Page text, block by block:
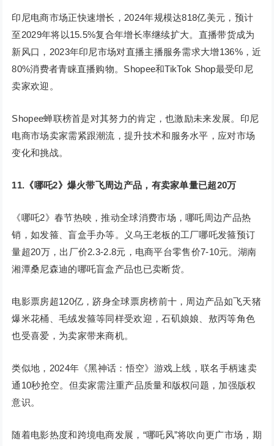
印尼电商市场正快速增长，2024年规模达818亿美元，预计
至2029年将以15.5%复合年增长率继续扩大。直播带货成为
新风口，2023年印尼市场对直播主播服务需求大增136%，近
80%消费者青睐直播购物。Shopee和TikTok Shop最受印尼
卖家欢迎。
Shopee蝉联榜首是对其努力的肯定，也激励未来发展。印尼
电商市场卖家需紧跟潮流，提升技术和服务水平，应对市场
变化和挑战。
11. 《哪吒2》爆火带飞周边产品，有卖家单量已超20万
《哪吒2》春节热映，推动全球消费市场，哪吒周边产品热
销，如发箍、盲盒手办等。义乌王老板的工厂哪吒发箍预订
量超20万，出厂价2.3-2.8元，电商平台零售价7-10元。湖南
湘潭桑尼森迪的哪吒盲盒产品也已卖断货。
电影票房超120亿，跻身全球票房榜前十，周边产品如飞天猪
爆米花桶、毛绒发箍等同样受欢迎，石矶娘娘、敖丙等角色
也受喜爱，为卖家带来商机。
类似地，2024年《黑神话：悟空》游戏上线，联名手柄速卖
通10秒抢空。但卖家需注重产品质量和版权问题，加强版权
意识。
随着电影热度和跨境电商发展，“哪吒风”将吹向更广市场，期